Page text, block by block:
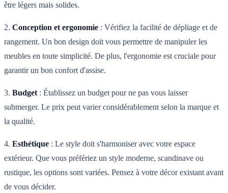
être légers mais solides.
2. Conception et ergonomie : Vérifiez la facilité de dépliage et de
rangement. Un bon design doit vous permettre de manipuler les
meubles en toute simplicité. De plus, l'ergonomie est cruciale pour
garantir un bon confort d'assise.
3. Budget : Établissez un budget pour ne pas vous laisser
submerger. Le prix peut varier considérablement selon la marque et
la qualité.
4. Esthétique : Le style doit s'harmoniser avec votre espace
extérieur. Que vous préfériez un style moderne, scandinave ou
rustique, les options sont variées. Pensez à votre décor existant avant
de vous décider.